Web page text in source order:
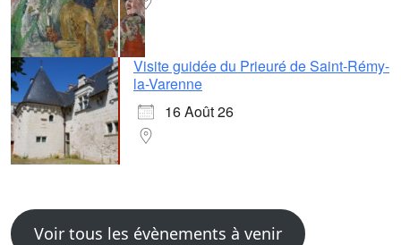
Visite guidée du Prieuré de Saint-Rémy-
la-Varenne
16 Août 26
Voir tous les évènements à venir